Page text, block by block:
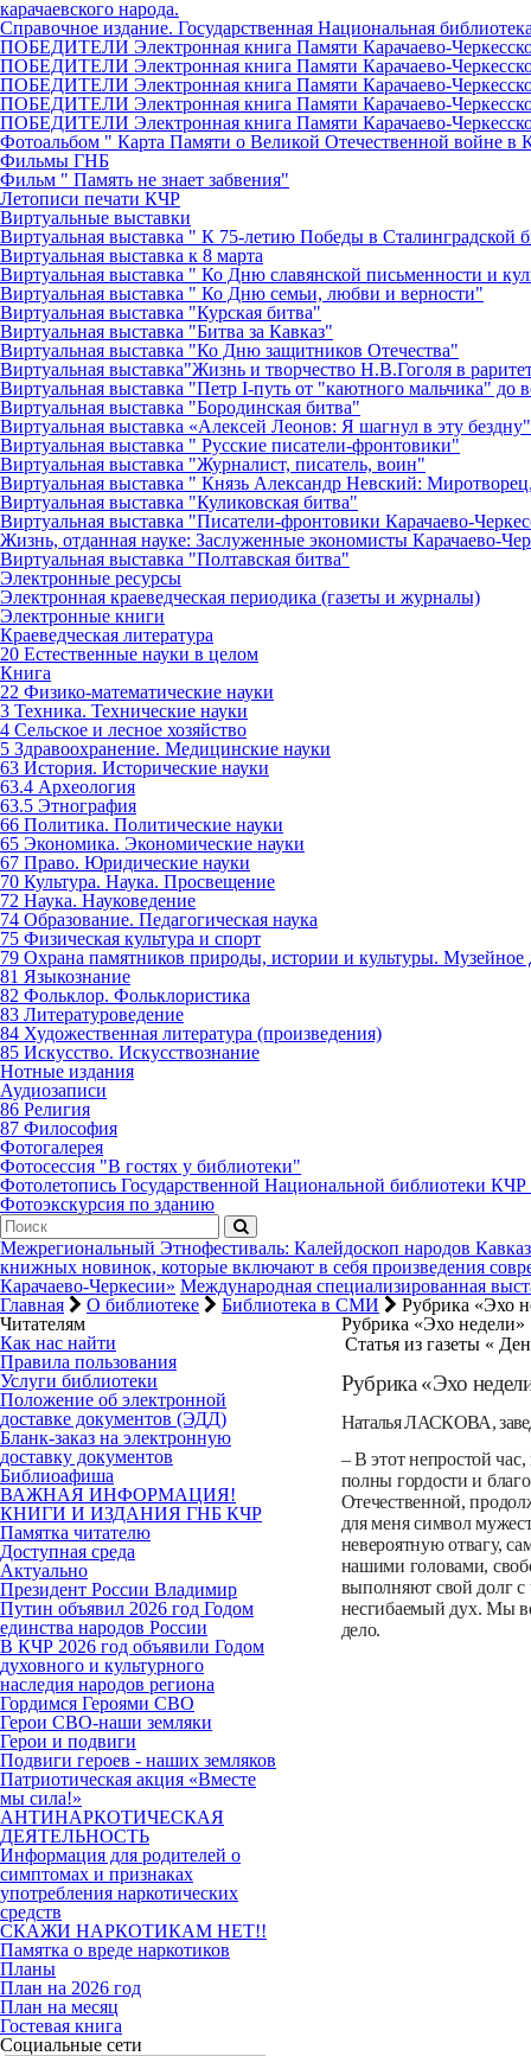
карачаевского народа.
Справочное издание. Государственная Национальная
ПОБЕДИТЕЛИ Электронная книга Памяти Карачаево-
ПОБЕДИТЕЛИ Электронная книга Памяти Карачаево-
ПОБЕДИТЕЛИ Электронная книга Памяти Карачаево-
ПОБЕДИТЕЛИ Электронная книга Памяти Карачаево-
ПОБЕДИТЕЛИ Электронная книга Памяти Карачаево-
Фотоальбом " Карта Памяти о Великой Отечественной войне в
Фильмы ГНБ
Фильм " Память не знает забвения"
Летописи печати КЧР
Виртуальные выставки
Виртуальная выставка " К 75-летию Победы в Сталинградской
Виртуальная выставка к 8 марта
Виртуальная выставка " Ко Дню славянской письменности и
Виртуальная выставка " Ко Дню семьи, любви и верности"
Виртуальная выставка "Курская битва"
Виртуальная выставка "Битва за Кавказ"
Виртуальная выставка "Ко Дню защитников Отечества"
Виртуальная выставка"Жизнь и творчество Н.В.Гоголя в
Виртуальная выставка "Петр I-путь от "каютного мальчика" до
Виртуальная выставка "Бородинская битва"
Виртуальная выставка «Алексей Леонов: Я шагнул в эту бездну"
Виртуальная выставка " Русские писатели-фронтовики"
Виртуальная выставка "Журналист, писатель, воин"
Виртуальная выставка " Князь Александр Невский:
Виртуальная выставка "Куликовская битва"
Виртуальная выставка "Писатели-фронтовики Карачаево-
Жизнь, отданная науке: Заслуженные экономисты Карачаево-
Виртуальная выставка "Полтавская битва"
Электронные ресурсы
Электронная краеведческая периодика (газеты и журналы)
Электронные книги
Краеведческая литература
20 Естественные науки в целом
Книга
22 Физико-математические науки
3 Техника. Технические науки
4 Сельское и лесное хозяйство
5 Здравоохранение. Медицинские науки
63 История. Исторические науки
63.4 Археология
63.5 Этнография
66 Политика. Политические науки
65 Экономика. Экономические науки
67 Право. Юридические науки
70 Культура. Наука. Просвещение
72 Наука. Науковедение
74 Образование. Педагогическая наука
75 Физическая культура и спорт
79 Охрана памятников природы, истории и культуры. Музейное
81 Языкознание
82 Фольклор. Фольклористика
83 Литературоведение
84 Художественная литература (произведения)
85 Искусство. Искусствознание
Нотные издания
Аудиозаписи
86 Религия
87 Философия
Фотогалерея
Фотосессия "В гостях у библиотеки"
Фотолетопись Государственной Национальной библиотеки
Фотоэкскурсия по зданию
Межрегиональный Этнофестиваль: Калейдоскоп народов
книжных новинок, которые включают в себя произведения
Карачаево-Черкесии» Международная специализированная
Главная
О библиотеке Библиотека в СМИ
Рубрика «Эхо
Читателям
Как нас найти
Правила пользования
Услуги библиотеки
Положение об электронной
доставке документов (ЭДД)
Бланк-заказ на электронную
доставку документов
Библиоафиша
ВАЖНАЯ ИНФОРМАЦИЯ!
КНИГИ И ИЗДАНИЯ ГНБ КЧР
Памятка читателю
Доступная среда
Актуально
Президент России Владимир
Путин объявил 2026 год Годом
единства народов России
В КЧР 2026 год объявили Годом
духовного и культурного
наследия народов региона
Гордимся Героями СВО
Герои СВО-наши земляки
Герои и подвиги
Подвиги героев - наших земляков
Патриотическая акция «Вместе
мы сила!»
АНТИНАРКОТИЧЕСКАЯ
ДЕЯТЕЛЬНОСТЬ
Информация для родителей о
симптомах и признаках
употребления наркотических
средств
СКАЖИ НАРКОТИКАМ НЕТ!!
Памятка о вреде наркотиков
Планы
План на 2026 год
План на месяц
Гостевая книга
Социальные сети
Рубрика «Эхо недели»
Статья из газеты «
Рубрика «Эхо
Наталья ЛАСКОВА,
– В этот непростой
полны гордости и
Отечественной,
для меня символ
невероятную отвагу,
нашими головами,
выполняют свой долг с
несгибаемый дух. Мы
дело.